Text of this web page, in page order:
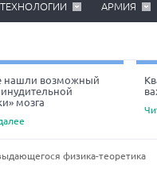
ТЕХНОЛОГИИ АРМИЯ
нашли возможный
мозга
физика-теоретика